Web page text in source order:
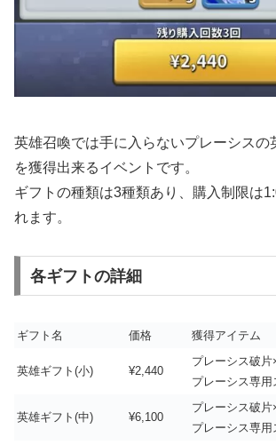
英雄召喚では手に入らないプレーシスの
を獲得出来るイベントです。
ギフトの種類は3種類あり、購入制限は
れます。
各ギフトの詳細
ギフト名 価格 獲得アイテム
英雄ギフト(小) ¥2,440
プレーシス破片
プレーシス専
英雄ギフト(中) ¥6,100
プレーシス破片
プレーシス専